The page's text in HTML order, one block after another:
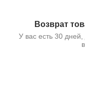
Возврат
У вас есть 30 дней,